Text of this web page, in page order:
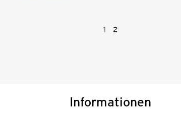
1 2
Informationen